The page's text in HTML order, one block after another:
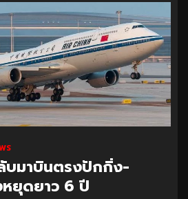
บมาบินตรงปักกิ่ง-
ยุดยาว 6 ปี